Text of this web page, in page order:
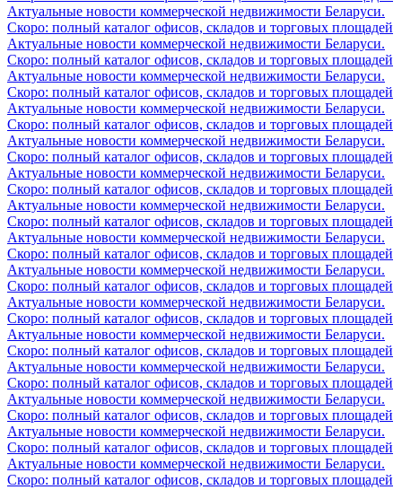
Актуальные новости коммерческой недвижимости Беларуси.
Скоро: полный каталог офисов, складов и торговых площадей
Актуальные новости коммерческой недвижимости Беларуси.
Скоро: полный каталог офисов, складов и торговых площадей
Актуальные новости коммерческой недвижимости Беларуси.
Скоро: полный каталог офисов, складов и торговых площадей
Актуальные новости коммерческой недвижимости Беларуси.
Скоро: полный каталог офисов, складов и торговых площадей
Актуальные новости коммерческой недвижимости Беларуси.
Скоро: полный каталог офисов, складов и торговых площадей
Актуальные новости коммерческой недвижимости Беларуси.
Скоро: полный каталог офисов, складов и торговых площадей
Актуальные новости коммерческой недвижимости Беларуси.
Скоро: полный каталог офисов, складов и торговых площадей
Актуальные новости коммерческой недвижимости Беларуси.
Скоро: полный каталог офисов, складов и торговых площадей
Актуальные новости коммерческой недвижимости Беларуси.
Скоро: полный каталог офисов, складов и торговых площадей
Актуальные новости коммерческой недвижимости Беларуси.
Скоро: полный каталог офисов, складов и торговых площадей
Актуальные новости коммерческой недвижимости Беларуси.
Скоро: полный каталог офисов, складов и торговых площадей
Актуальные новости коммерческой недвижимости Беларуси.
Скоро: полный каталог офисов, складов и торговых площадей
Актуальные новости коммерческой недвижимости Беларуси.
Скоро: полный каталог офисов, складов и торговых площадей
Актуальные новости коммерческой недвижимости Беларуси.
Скоро: полный каталог офисов, складов и торговых площадей
Актуальные новости коммерческой недвижимости Беларуси.
Скоро: полный каталог офисов, складов и торговых площадей